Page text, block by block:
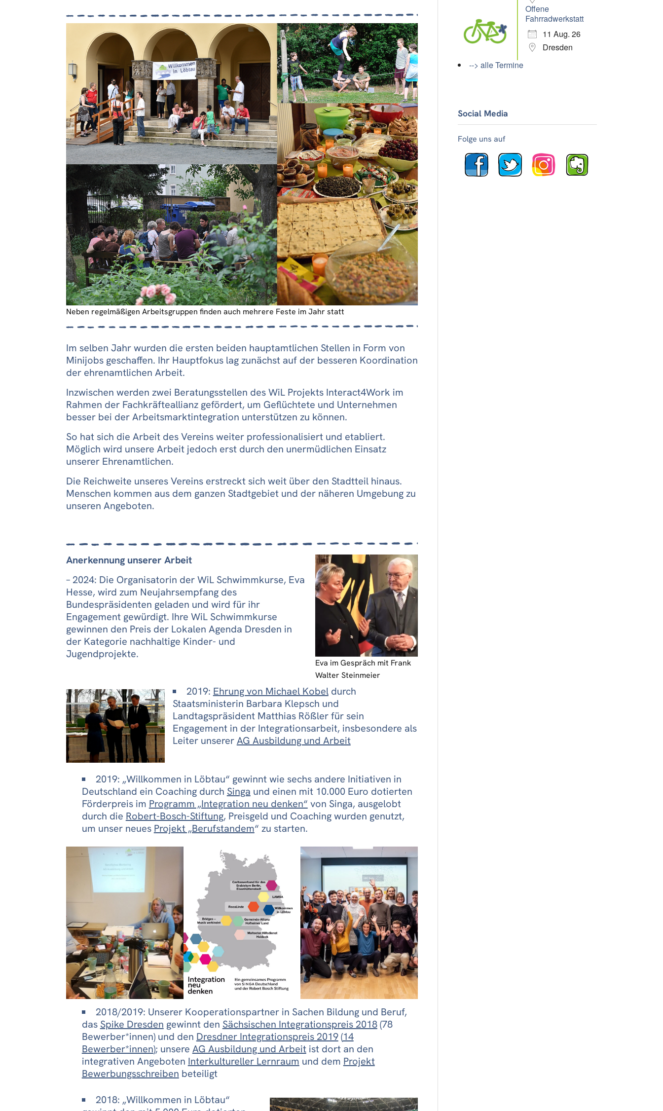
Neben regelmäßigen Arbeitsgruppen finden auch mehrere Feste im Jahr statt
Im selben Jahr wurden die ersten beiden hauptamtlichen Stellen in Form von
Minijobs geschaffen. Ihr Hauptfokus lag zunächst auf der besseren Koordination
der ehrenamtlichen Arbeit.
Inzwischen werden zwei Beratungsstellen des WiL Projekts Interact4Work im
Rahmen der Fachkräfteallianz gefördert, um Geflüchtete und Unternehmen
besser bei der Arbeitsmarktintegration unterstützen zu können.
So hat sich die Arbeit des Vereins weiter professionalisiert und etabliert.
Möglich wird unsere Arbeit jedoch erst durch den unermüdlichen Einsatz
unserer Ehrenamtlichen.
Die Reichweite unseres Vereins erstreckt sich weit über den Stadtteil hinaus.
Menschen kommen aus dem ganzen Stadtgebiet und der näheren Umgebung zu
unseren Angeboten.
Eva im Gespräch mit Frank
Walter Steinmeier
Anerkennung unserer Arbeit
– 2024: Die Organisatorin der WiL Schwimmkurse, Eva
Hesse, wird zum Neujahrsempfang des
Bundespräsidenten geladen und wird für ihr
Engagement gewürdigt. Ihre WiL Schwimmkurse
gewinnen den Preis der Lokalen Agenda Dresden in
der Kategorie nachhaltige Kinder- und
Jugendprojekte.
2019: Ehrung von Michael Kobeldurch
Staatsministerin Barbara Klepsch und
Landtagspräsident Matthias Rößler für sein
Engagement in der Integrationsarbeit, insbesondere als
Leiter unsererAG Ausbildung und Arbeit
2019: „Willkommen in Löbtau“ gewinnt wie sechs andere Initiativen in
Deutschland ein Coaching durch Singa und einen mit 10.000 Euro dotierten
Förderpreis im Programm „Integration neu denken“ von Singa, ausgelobt
durch die Robert-Bosch-Stiftung, Preisgeld und Coaching wurden genutzt,
um unser neues Projekt „Berufstandem“ zu starten.
2018/2019: Unserer Kooperationspartner in Sachen Bildung und Beruf,
das Spike Dresden gewinnt den Sächsischen Integrationspreis 2018(78
Bewerber*innen) und den Dresdner Integrationspreis 2019(14
Bewerber*innen); unsere AG Ausbildung und Arbeitist dort an den
integrativen Angeboten Interkultureller Lernraum und dem Projekt
Bewerbungsschreiben beteiligt
2018: „Willkommen in Löbtau“
Offene
Fahrradwerkstatt
11 Aug. 26
Dresden
--> alle Termine
Social Media
Folge uns auf